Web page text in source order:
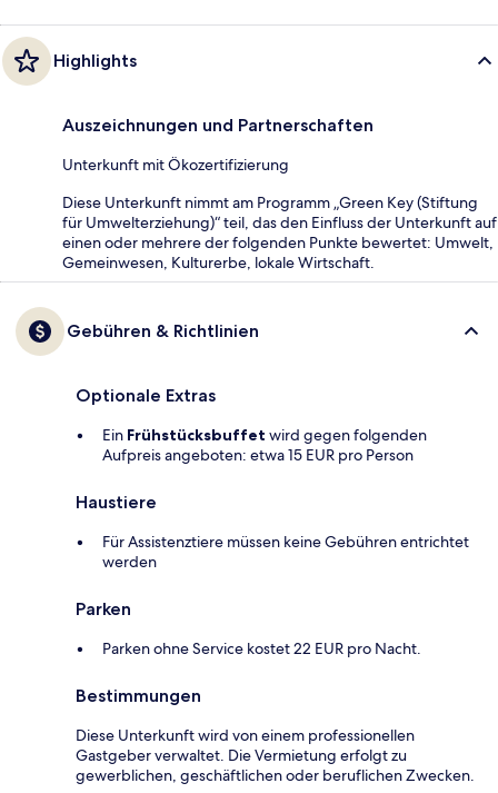
Highlights
Auszeichnungen und Partnerschaften
Unterkunft mit Ökozertifizierung
Diese Unterkunft nimmt am Programm „Green Key (Stiftung
für Umwelterziehung)“ teil, das den Einfluss der Unterkunft auf
einen oder mehrere der folgenden Punkte bewertet: Umwelt,
Gemeinwesen, Kulturerbe, lokale Wirtschaft.
Gebühren & Richtlinien
Optionale Extras
Ein Frühstücksbuffet wird gegen folgenden
Aufpreis angeboten: etwa 15 EUR pro Person
Haustiere
Für Assistenztiere müssen keine Gebühren entrichtet
werden
Parken
Parken ohne Service kostet 22 EUR pro Nacht.
Bestimmungen
Diese Unterkunft wird von einem professionellen
Gastgeber verwaltet. Die Vermietung erfolgt zu
gewerblichen, geschäftlichen oder beruflichen Zwecken.